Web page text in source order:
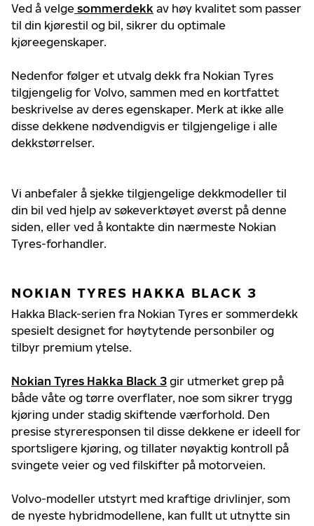
Ved å velge sommerdekk av høy kvalitet som passer
til din kjørestil og bil, sikrer du optimale
kjøreegenskaper.
Nedenfor følger et utvalg dekk fra Nokian Tyres
tilgjengelig for Volvo, sammen med en kortfattet
beskrivelse av deres egenskaper. Merk at ikke alle
disse dekkene nødvendigvis er tilgjengelige i alle
dekkstørrelser.
Vi anbefaler å sjekke tilgjengelige dekkmodeller til
din bil ved hjelp av søkeverktøyet øverst på denne
siden, eller ved å kontakte din nærmeste Nokian
Tyres-forhandler.
NOKIAN TYRES HAKKA BLACK 3
Hakka Black-serien fra Nokian Tyres er sommerdekk
spesielt designet for høytytende personbiler og
tilbyr premium ytelse.
Nokian Tyres Hakka Black 3 gir utmerket grep på
både våte og tørre overflater, noe som sikrer trygg
kjøring under stadig skiftende værforhold. Den
presise styreresponsen til disse dekkene er ideell for
sportsligere kjøring, og tillater nøyaktig kontroll på
svingete veier og ved filskifter på motorveien.
Volvo-modeller utstyrt med kraftige drivlinjer, som
de nyeste hybridmodellene, kan fullt ut utnytte sin